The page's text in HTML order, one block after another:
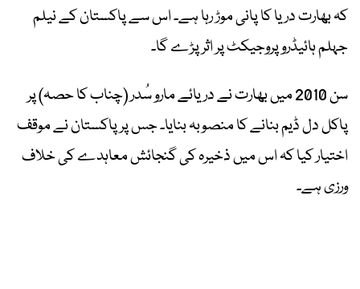
کہ بھارت دریا کا پانی موڑ رہا ہے۔ اس سے پاکستان کے نیلم
جہلم ہائیڈرو پروجیکٹ پر اثر پڑے گا۔
سن 2010 میں بھارت نے دریائے مارو سُدر (چناب کا حصہ) پر
پاکل دل ڈیم بنانے کا منصوبہ بنایا۔ جس پر پاکستان نے موقف
اختیار کیا کہ اس میں ذخیرہ کی گنجائش معاہدے کی خلاف
ورزی ہے۔